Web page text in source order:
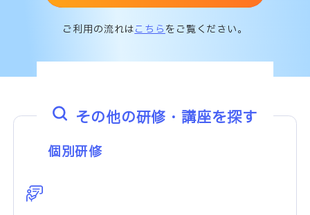
ご利用の流れはこちらをご覧ください。
その他の研修・講座を探す
個別研修